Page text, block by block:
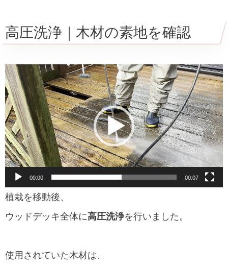
高圧洗浄｜木材の素地を確認
動
画
プ
レ
ー
ー
00:00 00:07
植栽を移動後、
ウッドデッキ全体に高圧洗浄を行いました。
使用されていた木材は、